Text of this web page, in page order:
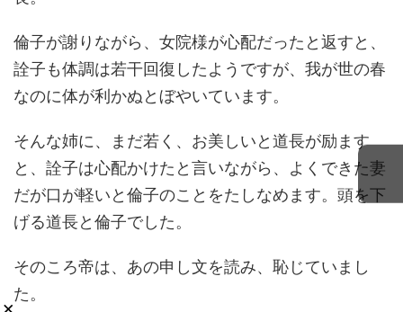
倫子が謝りながら、女院様が心配だったと返すと、
詮子も体調は若干回復したようですが、我が世の春
なのに体が利かぬとぼやいています。
そんな姉に、まだ若く、お美しいと道長が励ます
と、詮子は心配かけたと言いながら、よくできた妻
だが口が軽いと倫子のことをたしなめます。頭を下
げる道長と倫子でした。
そのころ帝は、あの申し文を読み、恥じていまし
た。